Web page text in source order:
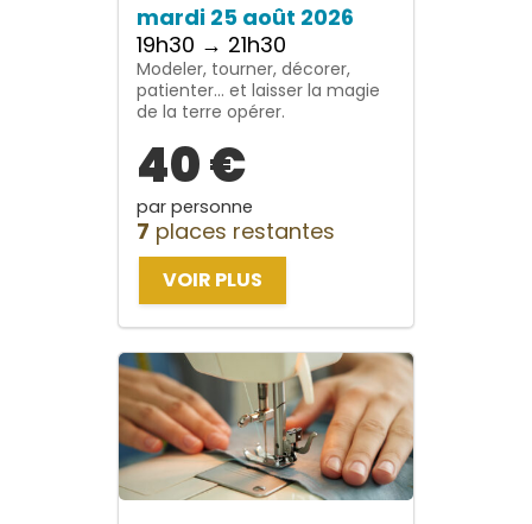
mardi 25 août 2026
19h30 → 21h30
Modeler, tourner, décorer,
patienter… et laisser la magie
de la terre opérer.
40 €
par personne
7 places restantes
VOIR PLUS